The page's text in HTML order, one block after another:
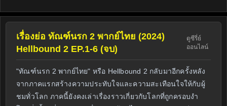
เรื่องย่อ ทัณฑ์นรก 2 พากย์ไทย (2024)
Hellbound 2 EP.1-6 (จบ)
ดูซีรี่ย์
ออนไลน์
"ทัณฑ์นรก 2 พากย์ไทย" หรือ Hellbound 2 กลับมาอีกครั้งหลัง
จากภาคแรกสร้างความประทับใจและความสะเทือนใจให้กับผู้
ชมทั่วโลก ภาคนี้ยังคงเล่าเรื่องราวเกี่ยวกับโลกที่ถูกครอบงำ